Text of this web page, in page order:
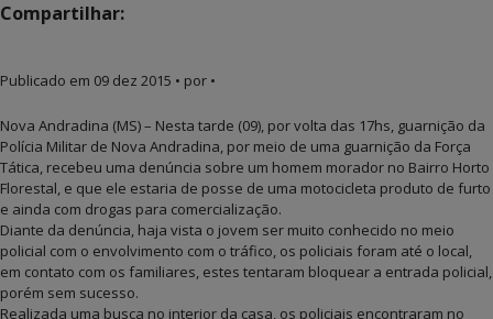
Compartilhar:
Publicado em 09 dez 2015 • por •
Nova Andradina (MS) – Nesta tarde (09), por volta das 17hs, guarnição da
Polícia Militar de Nova Andradina, por meio de uma guarnição da Força
Tática, recebeu uma denúncia sobre um homem morador no Bairro Horto
Florestal, e que ele estaria de posse de uma motocicleta produto de furto
e ainda com drogas para comercialização.
Diante da denúncia, haja vista o jovem ser muito conhecido no meio
policial com o envolvimento com o tráfico, os policiais foram até o local,
em contato com os familiares, estes tentaram bloquear a entrada policial,
porém sem sucesso.
Realizada uma busca no interior da casa, os policiais encontraram no